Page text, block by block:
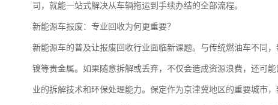
司，就能一站式解决从车辆拖运到手续办结的全部流程。
新能源车报废：专业回收为何更重要？
新能源车的普及让报废回收行业面临新课题。与传统燃油车不同
镍等贵金属。如果随意拆解或丢弃，不仅会造成资源浪费，还可
业的拆解技术和环保处理能力。保定作为京津冀地区的重要城市